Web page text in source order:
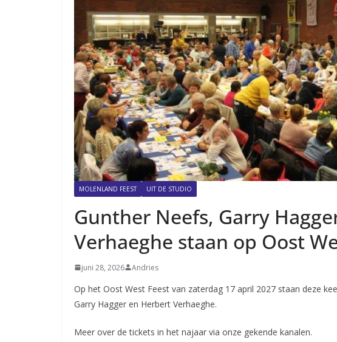
MOLENLAND FEEST UIT DE STUDIO
Gunther Neefs, Garry
Verhaeghe staan op Oost
juni 28, 2026 Andries
Op het Oost West Feest van zaterdag 17 april 2027 staan deze
Garry Hagger en Herbert Verhaeghe.
Meer over de tickets in het najaar via onze gekende kanalen.